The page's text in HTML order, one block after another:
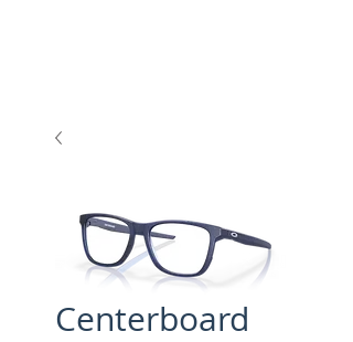
Centerboard